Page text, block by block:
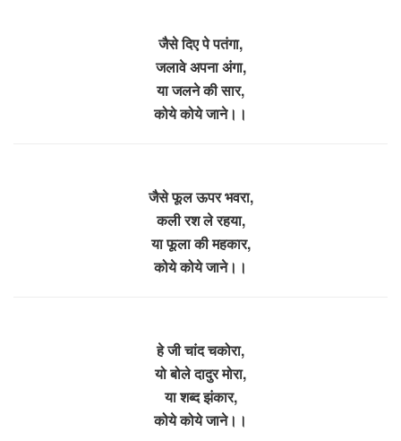
जैसे दिए पे पतंगा,
जलावे अपना अंगा,
या जलने की सार,
कोये कोये जाने।।
जैसे फूल ऊपर भवरा,
कली रश ले रहया,
या फूला की महकार,
कोये कोये जाने।।
हे जी चांद चकोरा,
यो बोले दादुर मोरा,
या शब्द झंकार,
कोये कोये जाने।।